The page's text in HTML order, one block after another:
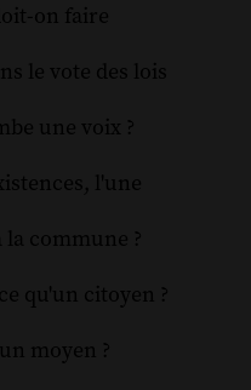
on faire
le vote des lois
une voix ?
l'une
commune ?
qu'un citoyen ?
moyen ?